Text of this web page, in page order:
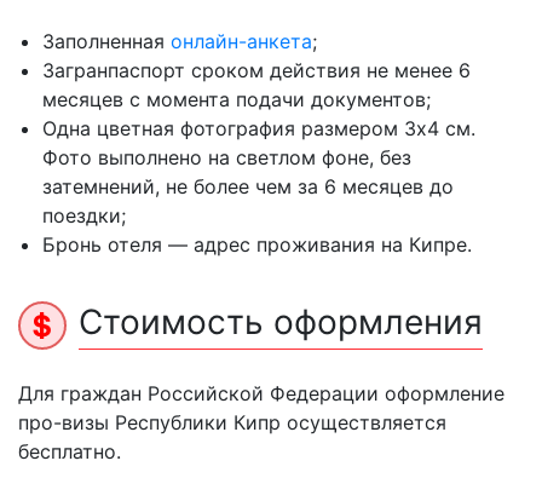
Заполненная онлайн-анкета;
Загранпаспорт сроком действия не менее 6
месяцев с момента подачи документов;
Одна цветная фотография размером 3х4 см.
Фото выполнено на светлом фоне, без
затемнений, не более чем за 6 месяцев до
поездки;
Бронь отеля — адрес проживания на Кипре.
Стоимость оформления
Для граждан Российской Федерации оформление
про-визы Республики Кипр осуществляется
бесплатно.